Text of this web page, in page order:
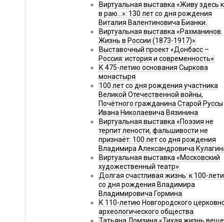
Виртуальная выставка «Живу здесь
в раю…»: 130 лет со дня рождения
Виталия Валентиновича Бианки.
Виртуальная выставка «Рахманинов.
Жизнь в России (1873-1917)»
Выставочный проект «Донбасс –
Россия: история и современность»
К 475-летию основания Сыркова
монастыря
100 лет со дня рождения участника
Великой Отечественной войны,
Почётного гражданина Старой Руссы
Ивана Николаевича Вязинина
Виртуальная выставка «Поэзия не
терпит лености, фальшивости не
признаёт: 100 лет со дня рождения
Владимира Александровича
Виртуальная выставка «Московский
художественный театр»
Долгая счастливая жизнь: к 100-
со дня рождения Владимира
Владимировича Гормина
К 110-летию Новгородского
археологического общества